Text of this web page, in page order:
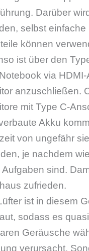
Darüber
selbst einfache
können
ist über den
via
anzuschließen.
mit Type C-
Akku
von ungefähr
je nachdem
Aufgaben sind.
zufrieden.
ist in diesem
sodass es
Geräusche
verursacht.